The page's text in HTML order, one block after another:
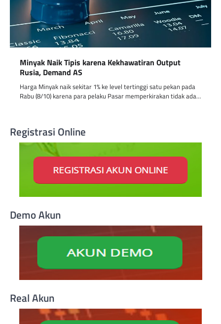
Minyak Naik Tipis karena Kekhawatiran Output
Rusia, Demand AS
Harga Minyak naik sekitar 1% ke level tertinggi satu pekan pada
Rabu (8/10) karena para pelaku Pasar memperkirakan tidak ada…
Registrasi Online
Demo Akun
Real Akun